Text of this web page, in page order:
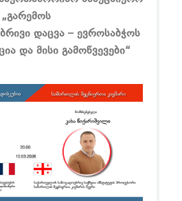
დაცვა – ევროსაბჭოს
და მისი გამოწვევები“